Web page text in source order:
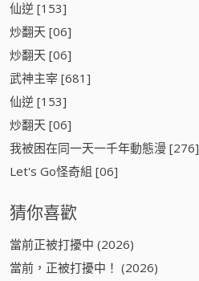
仙逆 [153]
炒翻天 [06]
炒翻天 [06]
武神主宰 [681]
仙逆 [153]
炒翻天 [06]
我被困在同一天一千年動態漫 [276]
Let's Go怪奇組 [06]
猜你喜歡
當前正被打擾中 (2026)
當前，正被打擾中！ (2026)